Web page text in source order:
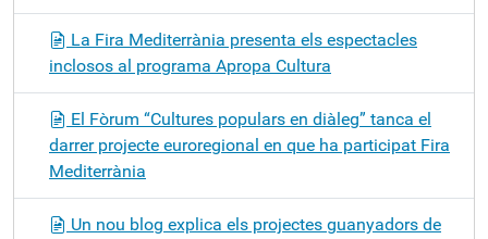
La Fira Mediterrània presenta els espectacles
inclosos al programa Apropa Cultura
El Fòrum “Cultures populars en diàleg” tanca el
darrer projecte euroregional en que ha participat Fira
Mediterrània
Un nou blog explica els projectes guanyadors de